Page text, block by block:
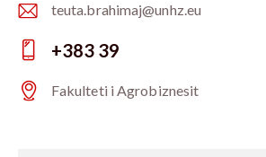
E-
m
ail:
teuta.brahimaj@unhz.eu
Ph
on
+383 39
Fakulteti i Agrobiznesit